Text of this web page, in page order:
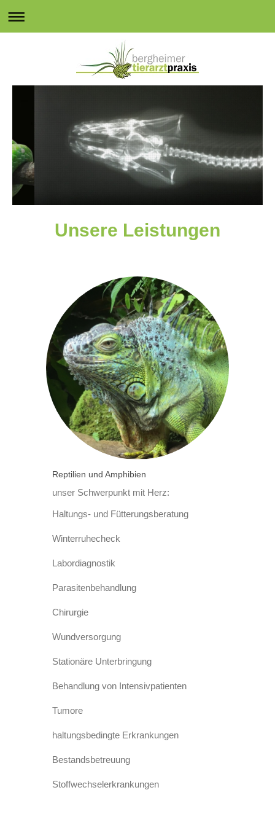
Unsere Leistungen
Reptilien und Amphibien
unser Schwerpunkt mit Herz:
Haltungs- und Fütterungsberatung
Winterruhecheck
Labordiagnostik
Parasitenbehandlung
Chirurgie
Wundversorgung
Stationäre Unterbringung
Behandlung von Intensivpatienten
Tumore
haltungsbedingte Erkrankungen
Bestandsbetreuung
Stoffwechselerkrankungen